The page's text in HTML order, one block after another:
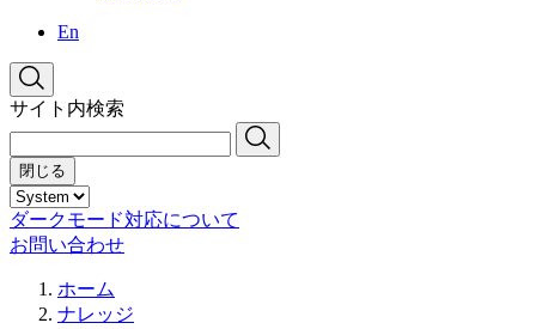
En
サイト内検索
閉じる
ダークモード対応について
お問い合わせ
ホーム
ナレッジ